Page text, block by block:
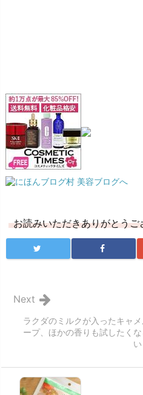
お読みいただきありがとうご
ラクダのミルクが入ったキャ
ープ、ほかの香りも試したく
Next